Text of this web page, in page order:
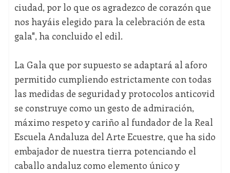
ciudad, por lo que os agradezco de corazón que
nos hayáis elegido para la celebración de esta
gala", ha concluido el edil.
La Gala que por supuesto se adaptará al aforo
permitido cumpliendo estrictamente con todas
las medidas de seguridad y protocolos anticovid
se construye como un gesto de admiración,
máximo respeto y cariño al fundador de la Real
Escuela Andaluza del Arte Ecuestre, que ha sido
embajador de nuestra tierra potenciando el
caballo andaluz como elemento único y